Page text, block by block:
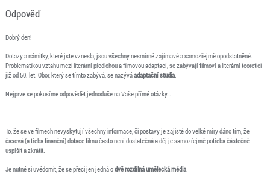
Odpověď
Dobrý den!
Dotazy a námitky, které jste vznesla, jsou všechny nesmírně zajímavé a samozřejmě opodstatněné.
Problematikou vztahu mezi literární předlohou a filmovou adaptací, se zabývají filmoví a literární teoretici
již od 50. let. Obor, který se tímto zabývá, se nazýváadaptační studia.
Nejprve se pokusíme odpovědět jednoduše na Vaše přímé otázky…
To, že se ve filmech nevyskytují všechny informace, či postavy je zajisté do velké míry dáno tím, že
časová (a třeba finanční) dotace filmu často není dostatečná a děj je samozřejmě potřeba částečně
uspíšit a zkrátit.
Je nutné si uvědomit, že se přeci jen jedná odvě rozdílná umělecká média.